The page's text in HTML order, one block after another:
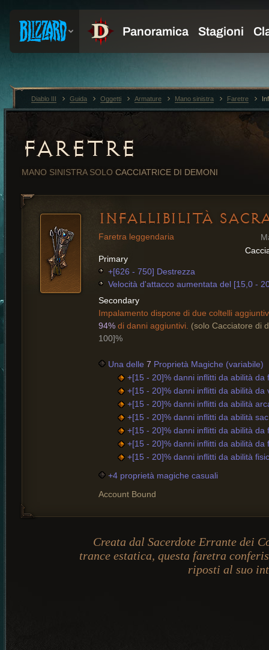
FARETRE
MANO SINISTRA SOLO CACCIATRICE DI DEMONI
INFALLIBILITÀ
Faretra leggendaria
Primary
+[626 - 750] Destrezza
Velocità d'attacco aumentata del [15,0 -
Secondary
Impalamento dispone di due coltelli
94% di danni aggiuntivi. (solo Cacciatore di
100]%
Una delle 7 Proprietà Magiche (variabile)
+[15 - 20]% danni inflitti da abilità da
+[15 - 20]% danni inflitti da abilità da
+[15 - 20]% danni inflitti da abilità
+[15 - 20]% danni inflitti da abilità
+[15 - 20]% danni inflitti da abilità da
+[15 - 20]% danni inflitti da abilità da
+[15 - 20]% danni inflitti da abilità
+4 proprietà magiche casuali
Account Bound
Creata dal Sacerdote Errante dei
trance estatica, questa faretra
riposti al suo
Diablo III Guida Oggetti Armature Mano sinistra Faretre